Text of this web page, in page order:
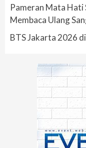
Pameran Mata Hati
Membaca Ulang
BTS Jakarta 2026